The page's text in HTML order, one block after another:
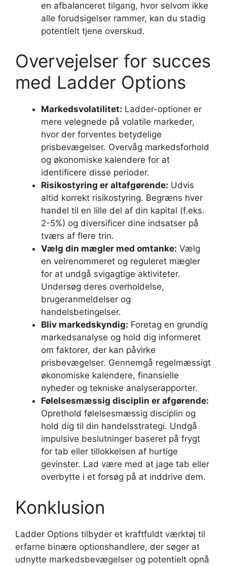
en afbalanceret tilgang, hvor selvom ikke
alle forudsigelser rammer, kan du stadig
potentielt tjene overskud.
Overvejelser for succes
med Ladder Options
Markedsvolatilitet: Ladder-optioner er
mere velegnede på volatile markeder,
hvor der forventes betydelige
prisbevægelser. Overvåg markedsforhold
og økonomiske kalendere for at
identificere disse perioder.
Risikostyring er altafgørende: Udvis
altid korrekt risikostyring. Begræns hver
handel til en lille del af din kapital (f.eks.
2-5%) og diversificer dine indsatser på
tværs af flere trin.
Vælg din mægler med omtanke: Vælg
en velrenommeret og reguleret mægler
for at undgå svigagtige aktiviteter.
Undersøg deres overholdelse,
brugeranmeldelser og
handelsbetingelser.
Bliv markedskyndig: Foretag en grundig
markedsanalyse og hold dig informeret
om faktorer, der kan påvirke
prisbevægelser. Gennemgå regelmæssigt
økonomiske kalendere, finansielle
nyheder og tekniske analyserapporter.
Følelsesmæssig disciplin er afgørende:
Oprethold følelsesmæssig disciplin og
hold dig til din handelsstrategi. Undgå
impulsive beslutninger baseret på frygt
for tab eller tillokkelsen af ​​hurtige
gevinster. Lad være med at jage tab eller
overbytte i et forsøg på at inddrive dem.
Konklusion
Ladder Options tilbyder et kraftfuldt værktøj til
erfarne binære optionshandlere, der søger at
udnytte markedsbevægelser og potentielt opnå